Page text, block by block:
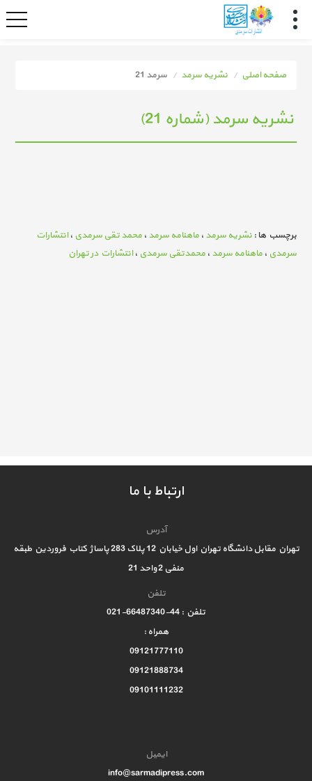
صفحه اصلی نشریه سرمد سرمد 21
نشریه سرمد (شماره 21)
برچسب ها : نشریه سرمد ، ماهنامه سرمد ، محمد تقی سرمدی ،انتشارات
سرمدی ، ماهنامه سرمد ، محمدتقی سرمدی ،انتشارات در تهران
ارتباط با ما
آدرس
تهران مقابل دانشگاه تهران اول خیابان 12 پلاک 283 پاساژ کتاب فروردین طبقه
منفی 2 واحد 21
تلفن
تلفن : 44-66487340-021
همراه :
09121777110
09121888734
09101111232
ایمیل
info@sarmadipress.com